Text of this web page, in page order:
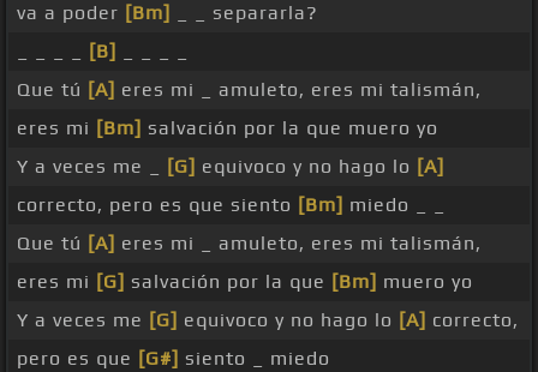
va a poder [Bm]
_ _ separarla?
[B]
Que tú [A] eres mi _ amuleto, eres mi talismán,
eres mi [Bm] salvación por la que muero yo
Y a veces me _
[G] equivoco y no hago lo [A]
correcto, pero es que siento [Bm] miedo _ _
Que tú [A] eres mi _ amuleto, eres mi talismán,
eres mi [G] salvación por la que [Bm] muero yo
Y a veces me [G] equivoco y no hago lo [A] correcto,
pero es que [G#] siento _ miedo